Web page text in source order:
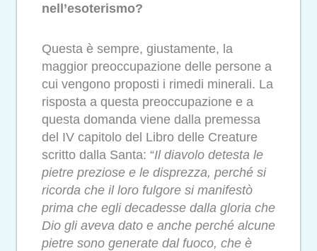
nell’esoterismo?
Questa è sempre, giustamente, la
maggior preoccupazione delle persone a
cui vengono proposti i rimedi minerali. La
risposta a questa preoccupazione e a
questa domanda viene dalla premessa
del IV capitolo del Libro delle Creature
scritto dalla Santa: “Il diavolo detesta le
pietre preziose e le disprezza, perché si
ricorda che il loro fulgore si manifestò
prima che egli decadesse dalla gloria che
Dio gli aveva dato e anche perché alcune
pietre sono generate dal fuoco, che è